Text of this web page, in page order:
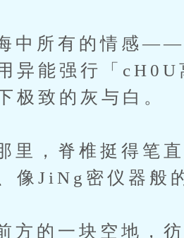
有的情感——愤
能强行「cH0U
极致的灰与白。
脊椎挺得笔直
像JiNg密仪器般
一块空地，彷